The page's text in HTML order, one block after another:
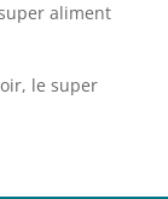
aliment
le super